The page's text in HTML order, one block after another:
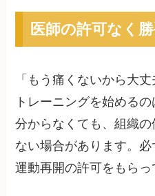
医師の許可なく
「もう痛くないから大
トレーニングを始める
分からなくても、組織
ない場合があります。必
運動再開の許可をもらっ